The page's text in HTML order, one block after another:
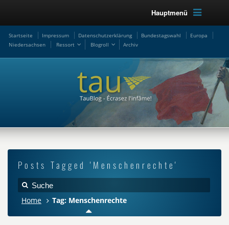
Hauptmenü
Startseite Impressum Datenschutzerklärung Bundestagswahl
Europa
Niedersachsen
Ressort Blogroll Archiv
Posts Tagged 'Menschenrechte'
Home Tag: Menschenrechte